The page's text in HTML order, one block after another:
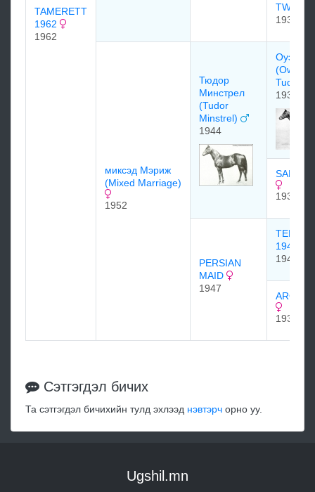
TAMERETT
1962
1962
TWO
1933
миксэд Мэриж
(Mixed Marriage)
1952
Тюдор
Минстрел
(Tudor
Minstrel)
1944
Оуэн
(Owen
Tudor)
1938
1933
PERSIAN
MAID
1947
TEHRAN
1941
1941
AROMA
1938
Сэтгэгдэл бичих
Та сэтгэгдэл бичихийн тулд эхлээд нэвтэрч орно уу.
Ugshil.mn